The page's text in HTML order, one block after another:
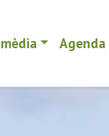
Agenda